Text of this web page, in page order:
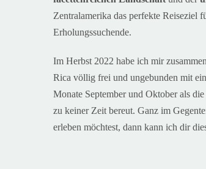
Zentralamerikadas perfekte Reiseziel
Erholungssuchende.
Im Herbst 2022 habe ich mir z
Ricavöllig frei und ungebunden mit
Monate September und Oktober als
zu keiner Zeit bereut. Ganz im
erleben möchtest, dann kann ich dir